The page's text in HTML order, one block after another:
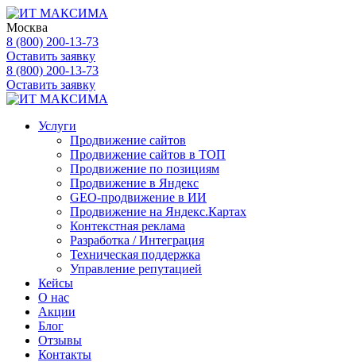
Москва
8 (800) 200-13-73
Оставить заявку
8 (800) 200-13-73
Оставить заявку
Услуги
Продвижение сайтов
Продвижение сайтов в ТОП
Продвижение по позициям
Продвижение в Яндекс
GEO-продвижение в ИИ
Продвижение на Яндекс.Картах
Контекстная реклама
Разработка / Интеграция
Техническая поддержка
Управление репутацией
Кейсы
О нас
Акции
Блог
Отзывы
Контакты